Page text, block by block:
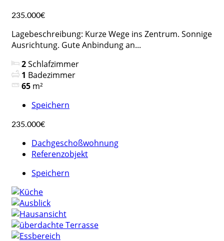
235.000€
Lagebeschreibung: Kurze Wege ins Zentrum. Sonnige
Ausrichtung. Gute Anbindung an...
2Schlafzimmer
1 Badezimmer
65 m²
Speichern
235.000€
Dachgeschoßwohnung
Referenzobjekt
Speichern